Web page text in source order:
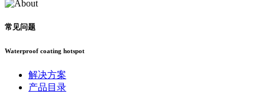
常见问题
Waterproof coating hotspot
解决方案
产品目录